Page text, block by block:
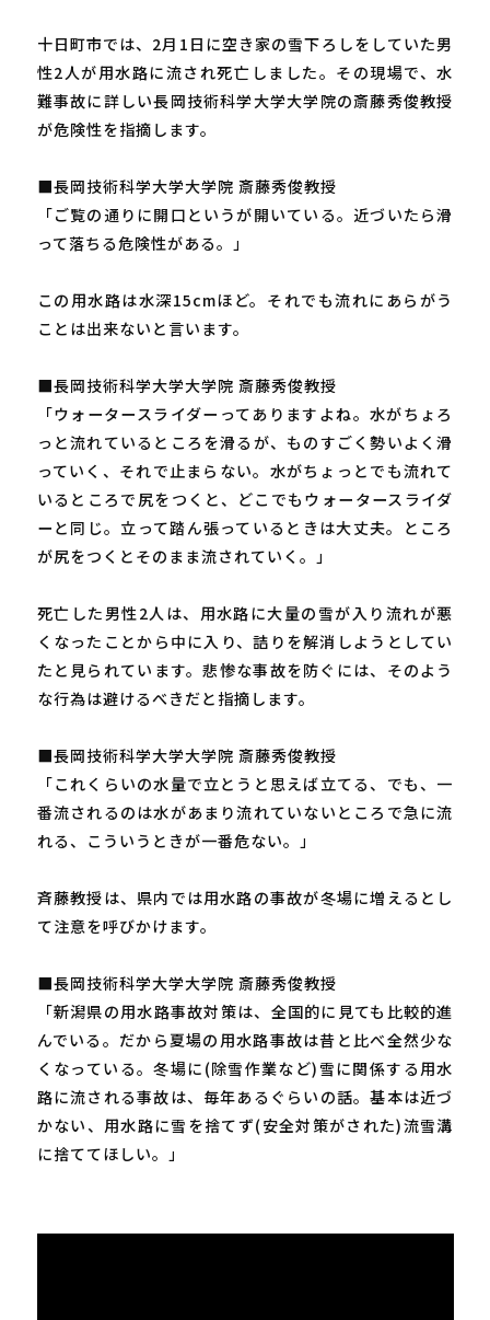
十日町市では、2月1日に空き家の雪下ろしをしていた男
性2人が用水路に流され死亡しました。その現場で、水
難事故に詳しい長岡技術科学大学大学院の斎藤秀俊教授
が危険性を指摘します。
■長岡技術科学大学大学院 斎藤秀俊教授
「ご覧の通りに開口というが開いている。近づいたら滑
って落ちる危険性がある。」
この用水路は水深15cmほど。それでも流れにあらがう
ことは出来ないと言います。
■長岡技術科学大学大学院 斎藤秀俊教授
「ウォータースライダーってありますよね。水がちょろ
っと流れているところを滑るが、ものすごく勢いよく滑
っていく、それで止まらない。水がちょっとでも流れて
いるところで尻をつくと、どこでもウォータースライダ
ーと同じ。立って踏ん張っているときは大丈夫。ところ
が尻をつくとそのまま流されていく。」
死亡した男性2人は、用水路に大量の雪が入り流れが悪
くなったことから中に入り、詰りを解消しようとしてい
たと見られています。悲惨な事故を防ぐには、そのよう
な行為は避けるべきだと指摘します。
■長岡技術科学大学大学院 斎藤秀俊教授
「これくらいの水量で立とうと思えば立てる、でも、一
番流されるのは水があまり流れていないところで急に流
れる、こういうときが一番危ない。」
斉藤教授は、県内では用水路の事故が冬場に増えるとし
て注意を呼びかけます。
■長岡技術科学大学大学院 斎藤秀俊教授
「新潟県の用水路事故対策は、全国的に見ても比較的進
んでいる。だから夏場の用水路事故は昔と比べ全然少な
くなっている。冬場に(除雪作業など)雪に関係する用水
路に流される事故は、毎年あるぐらいの話。基本は近づ
かない、用水路に雪を捨てず(安全対策がされた)流雪溝
に捨ててほしい。」